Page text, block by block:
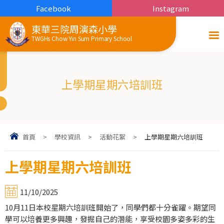
東華三院周演森小學
TWGHs Chow Yin Sum Primary School
Facebook Instagram
上學期星期六培訓班
首頁 > 學校資訊 > 活動花絮 > 上學期星期六培訓班
上學期星期六培訓班
11/10/2025
10月11日本校星期六培訓班開始了，同學們都十分雀躍。期望同
學可以培養更多興趣，發掘自己的潛能，享受校園多姿多彩的生